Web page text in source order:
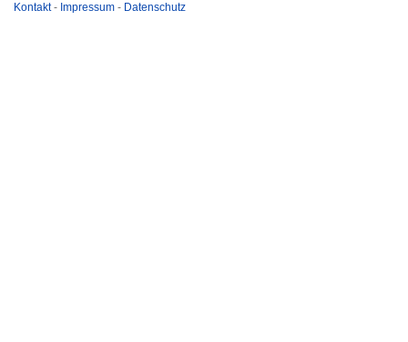
Kontakt- Impressum - Datenschutz